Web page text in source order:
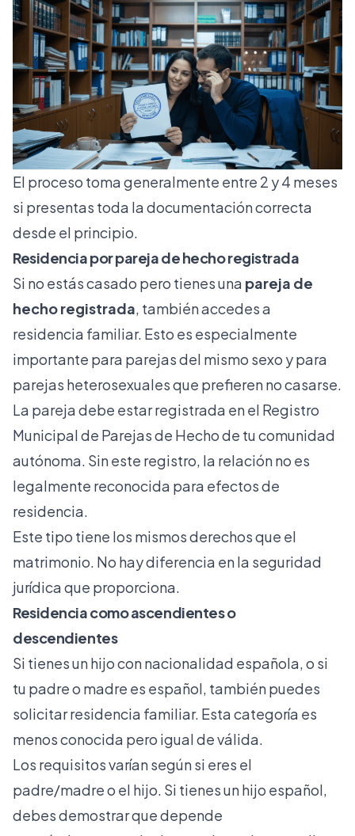
El proceso toma generalmente entre 2 y 4 meses
si presentas toda la documentación correcta
desde el principio.
Residencia por pareja de hecho registrada
Si no estás casado pero tienes una pareja de
hecho registrada, también accedes a
residencia familiar. Esto es especialmente
importante para parejas del mismo sexo y para
parejas heterosexuales que prefieren no casarse.
La pareja debe estar registrada en el Registro
Municipal de Parejas de Hecho de tu comunidad
autónoma. Sin este registro, la relación no es
legalmente reconocida para efectos de
residencia.
Este tipo tiene los mismos derechos que el
matrimonio. No hay diferencia en la seguridad
jurídica que proporciona.
Residencia como ascendientes o
descendientes
Si tienes un hijo con nacionalidad española, o si
tu padre o madre es español, también puedes
solicitar residencia familiar. Esta categoría es
menos conocida pero igual de válida.
Los requisitos varían según si eres el
padre/madre o el hijo. Si tienes un hijo español,
debes demostrar que depende